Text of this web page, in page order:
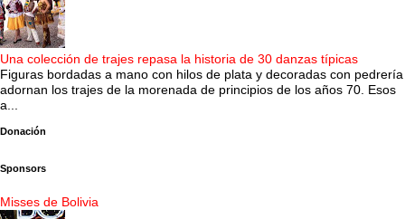
Una colección de trajes repasa la historia de 30 danzas típicas
Figuras bordadas a mano con hilos de plata y decoradas con pedrería
adornan los trajes de la morenada de principios de los años 70. Esos
a...
Donación
Sponsors
Misses de Bolivia